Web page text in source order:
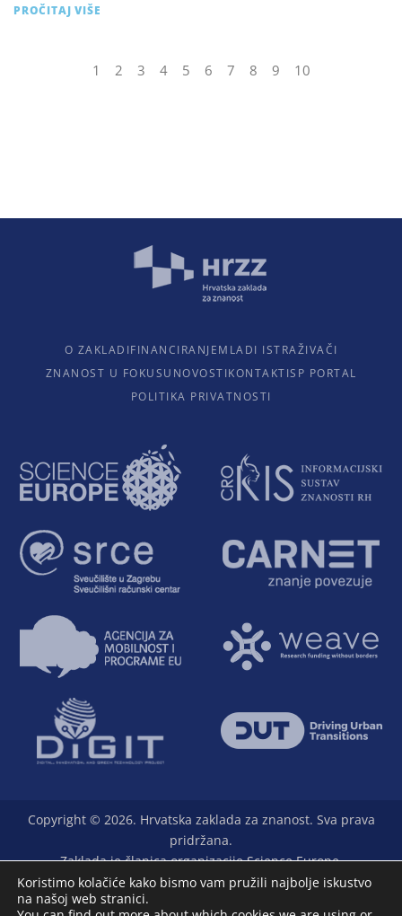
PROČITAJ VIŠE
1 2 3 4 5 6 7 8 9 10
O ZAKLADIFINANCIRANJEMLADI ISTRAŽIVAČI
ZNANOST U FOKUSU NOVOSTIKONTAKTISP PORTAL
POLITIKA PRIVATNOSTI
Copyright © 2026. Hrvatska zaklada za znanost. Sva prava
pridržana.
Zaklada je članica organizacije Science Europe.
Koristimo kolačiće kako bismo vam pružili najbolje iskustvo
na našoj web stranici.